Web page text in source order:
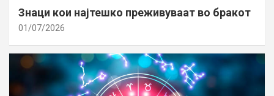
Знаци кои најтешко преживуваат во бракот
01/07/2026